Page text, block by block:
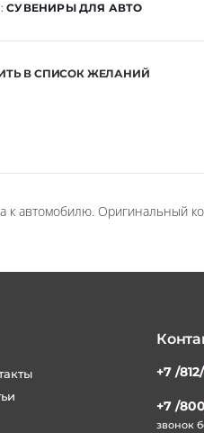
СУВЕНИРЫ ДЛЯ АВТО
В СПИСОК ЖЕЛАНИЙ
к автомобилю. Оригинальный
+7 /812/
+7 /
звонок